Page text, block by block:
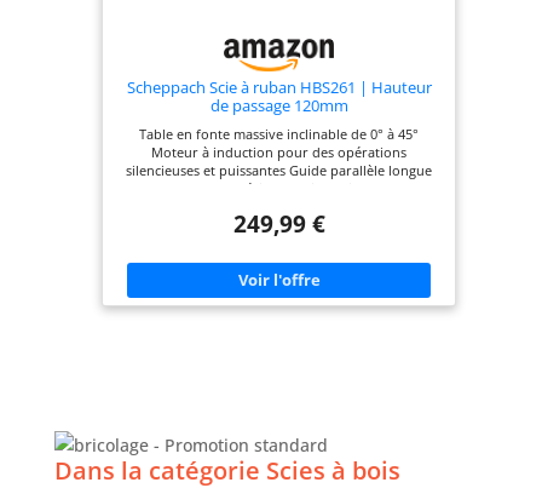
Scheppach Scie à ruban HBS261 | Hauteur
de passage 120mm
Table en fonte massive inclinable de 0° à 45°
Moteur à induction pour des opérations
silencieuses et puissantes Guide parallèle longue
pour un coupe précis et droite 3 vitesses pour
Hauteur de coupe, jusqu’à 120 mm de haut
249,99 €
Dans la catégorie Scies à bois